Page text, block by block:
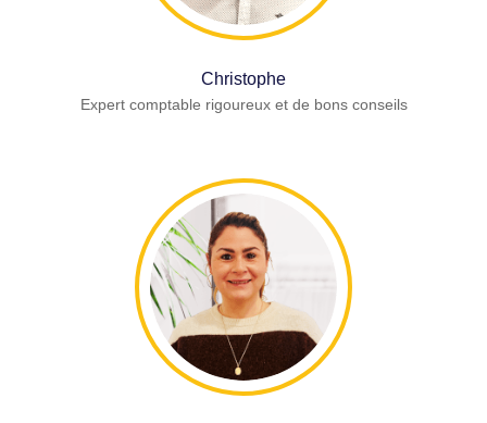
Christophe
Expert comptable rigoureux et de bons conseils